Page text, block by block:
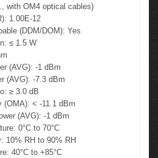
with OM4 optical cables)
1.00E-12
(DDM/DOM): Yes
≤ 1.5 W
(AVG): -1 dBm
(AVG): -7.3 dBm
≥ 3.0 dB
(OMA): < -11.1 dBm
(AVG): -1 dBm
0°C to 70°C
10% RH to 90% RH
40°C to +85°C